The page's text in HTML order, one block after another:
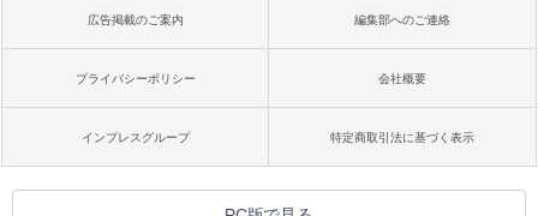
広告掲載のご案内 編集部へのご連絡
プライバシーポリシー 会社概要
インプレスグループ 特定商取引法に基づく表示